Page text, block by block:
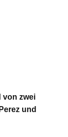
von zwei
und